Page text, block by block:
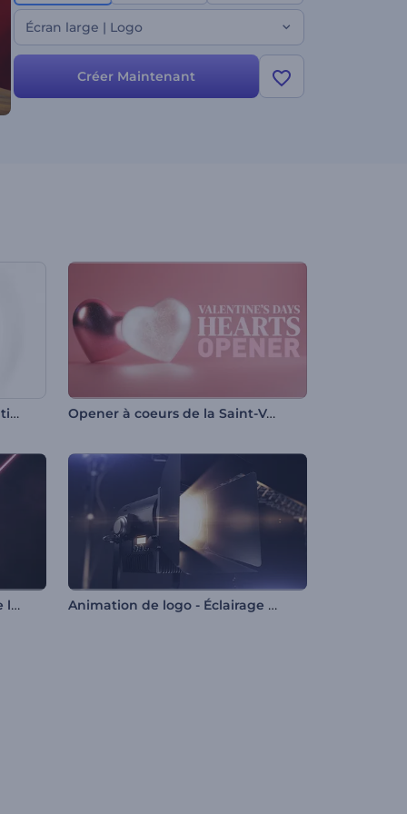
votre spectacle. Créez dès maintenant !
Écran large | Logo
Créer Maintenant
Intro - Lignes simples en rotation Opener à coeurs de la Saint-Valentin
Animation de logo - Découpe laser au néon Animation de logo - Éclairage de studio